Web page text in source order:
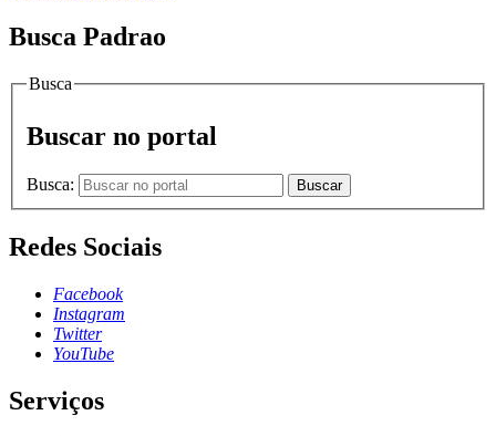
Busca Padrao
Busca
Buscar no portal
Busca: Buscar
Redes Sociais
Facebook
Instagram
Twitter
YouTube
Serviços